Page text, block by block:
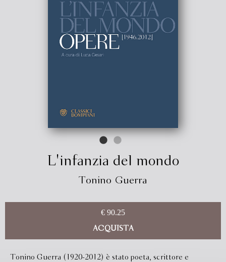
L'infanzia del mondo
Tonino Guerra
€ 90.25
ACQUISTA
Tonino Guerra (1920-2012) è stato poeta, scrittore e